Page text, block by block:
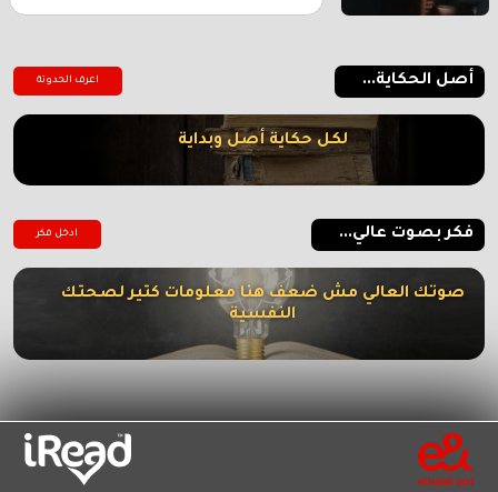
أصل الحكاية... اعرف الحدوتة
لكل حكاية أصل وبداية
فكر بصوت عالي... ادخل فكر
صوتك العالي مش ضعف هنا معلومات كتير لصحتك
النفسية